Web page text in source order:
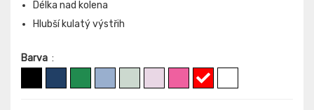
Délka nad kolena
Hlubší kulatý výstřih
Barva :